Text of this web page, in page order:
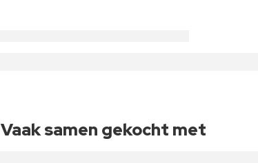
Vaak samen gekocht met